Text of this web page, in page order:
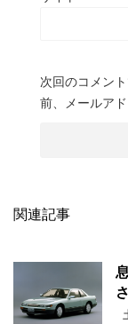
次回のコメン
前、メールア
関連記事